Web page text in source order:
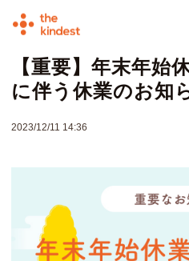
【重要】年末年始
に伴う休業のお知
2023/12/11 14:36